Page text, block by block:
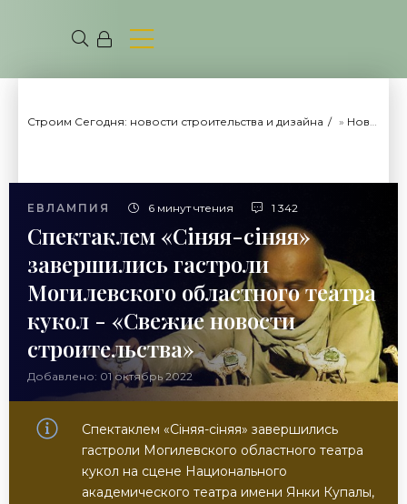
Строим Сегодня: новости строительства и дизайна » Новости рынка недвижимости
ЕВЛАМПИЯ 6 минут чтения 1 342
Спектаклем «Сiняя-сiняя»
завершились гастроли
Могилевского областного театра
кукол - «Свежие новости
строительства»
Добавлено: 01 октябрь 2022
Спектаклем «Сiняя-сiняя» завершились
гастроли Могилевского областного театра
кукол на сцене Национального
академического театра имени Янки Купалы,